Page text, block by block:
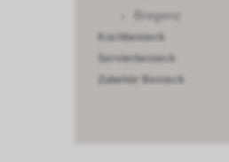
Bregenz
Kochbesteck
Servierbesteck
Zubehör Besteck